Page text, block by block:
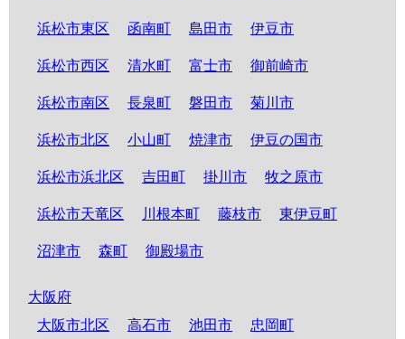
浜松市東区 函南町 島田市 伊豆市
浜松市西区 清水町 富士市 御前崎市
浜松市南区 長泉町 磐田市 菊川市
浜松市北区 小山町 焼津市 伊豆の国市
浜松市浜北区 吉田町 掛川市 牧之原市
浜松市天竜区 川根本町 藤枝市 東伊豆町
沼津市 森町 御殿場市
大阪府
大阪市北区
高石市 池田市 忠岡町